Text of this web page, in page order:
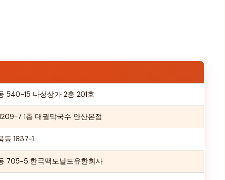
540-15 나성상가 2층 201호
7 1층 대궐막국수 안산본점
동 1837-1
705-5 한국맥도날드유한회사